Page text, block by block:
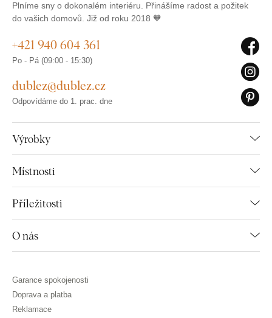
Plníme sny o dokonalém interiéru. Přinášíme radost a požitek
do vašich domovů. Již od roku 2018 🧡
Výrobky
Místnosti
Příležitosti
O nás
+421 940 604 361
Po - Pá (09:00 - 15:30)
dublez@dublez.cz
Odpovídáme do 1. prac. dne
Garance spokojenosti
Doprava a platba
Reklamace